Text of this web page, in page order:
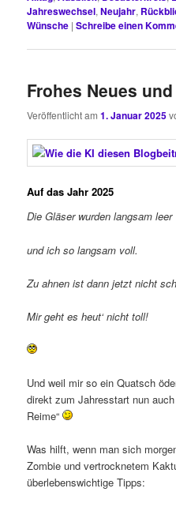
Jahreswechsel,Neujahr,
Wünsche |Schreibe einen
Frohes Neues
Veröffentlicht am1. Januar 2025
Auf das Jahr 2025
Die Gläser wurden langsam leer
und ich so langsam voll.
Zu ahnen ist dann jetzt nicht
Mir geht es heut‘ nicht toll!
Und weil mir so ein Quatsch
direkt zum Jahresstart nun
Reime“
Was hilft, wenn man sich
Zombie und vertrocknetem
überlebenswichtige Tipps: